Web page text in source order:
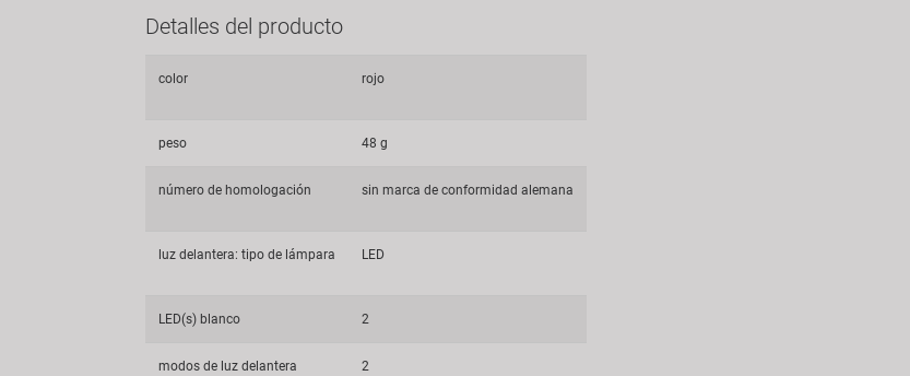
Detalles del producto
color rojo
peso 48 g
número de homologación sin marca de conformidad alemana
luz delantera: tipo de lámpara LED
LED(s) blanco 2
modos de luz delantera 2